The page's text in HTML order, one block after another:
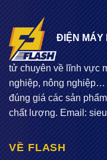
ĐIỆN MÁY
tử chuyên về lĩnh vực
nghiệp, nông nghiệp…
đúng giá các sản
chất lượng. Email:
VỀ FLASH